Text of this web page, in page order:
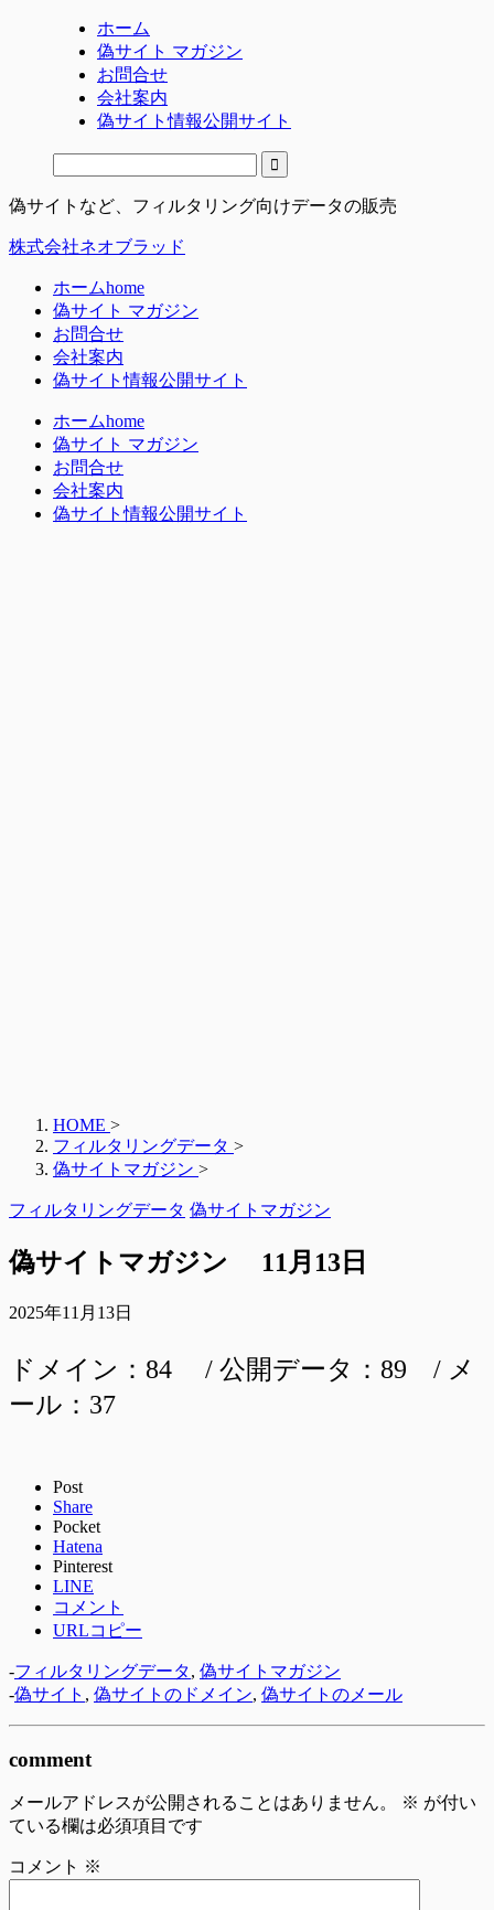
ホーム
偽サイト マガジン
お問合せ
会社案内
偽サイト情報公開サイト
偽サイトなど、フィルタリング向けデータの販売
株式会社ネオブラッド
ホームhome
偽サイト マガジン
お問合せ
会社案内
偽サイト情報公開サイト
ホームhome
偽サイト マガジン
お問合せ
会社案内
偽サイト情報公開サイト
HOME >
フィルタリングデータ >
偽サイトマガジン >
フィルタリングデータ 偽サイトマガジン
偽サイトマガジン 11月13日
2025年11月13日
ドメイン：84 / 公開データ：89 / メ
ール：37
Post
Share
Pocket
Hatena
Pinterest
LINE
コメント
URLコピー
-フィルタリングデータ, 偽サイトマガジン
-偽サイト , 偽サイトのドメイン, 偽サイトのメール
comment
メールアドレスが公開されることはありません。 ※ が付い
ている欄は必須項目です
コメント ※